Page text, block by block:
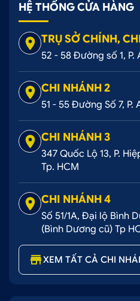
HỆ THỐNG CỬA HÀNG
TRỤ SỞ CHÍNH,
52 - 58 Đường số 1, P.
CHI NHÁNH 2
51 - 55 Đường Số 7, P.
CHI NHÁNH 3
347 Quốc Lộ 13, P.
Tp. HCM
CHI NHÁNH 4
Số 51/1A, Đại lộ Bình
(Bình Dương cũ) Tp
XEM TẤT CẢ CHI